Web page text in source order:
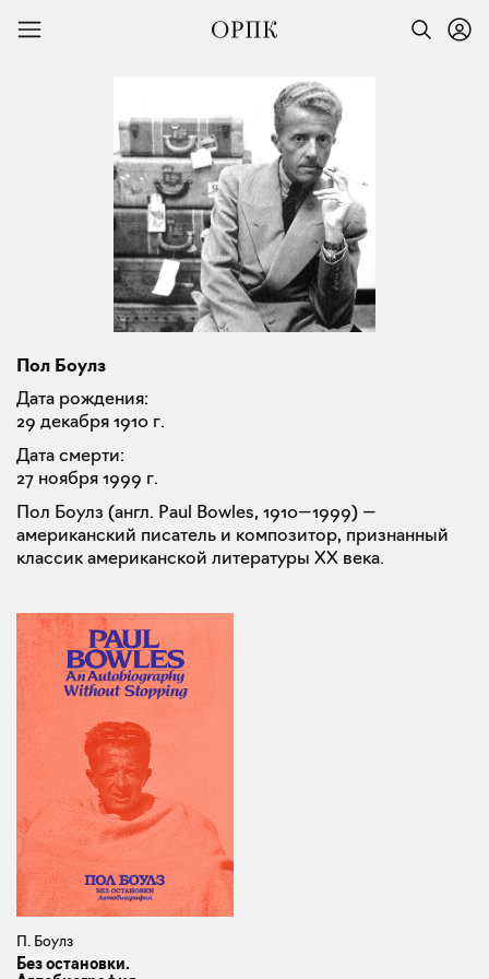
Пол Боулз
Дата рождения:
29 декабря 1910 г.
Дата смерти:
27 ноября 1999 г.
Пол Боулз (англ. Paul Bowles, 1910—1999) —
американский писатель и композитор, признанный
классик американской литературы XX века.
П. Боулз
Без остановки.